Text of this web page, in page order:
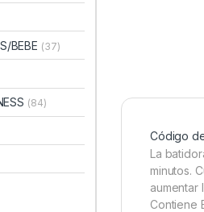
Código
La
minutos.
aumentar
Contiene
BEBE (37)
(84)